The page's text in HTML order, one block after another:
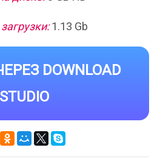
1.13 Gb
DOWNLOAD
STUDIO